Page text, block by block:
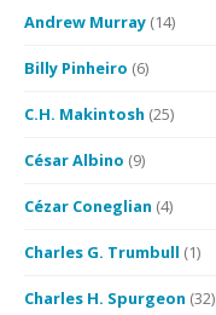
Andrew Murray (14)
Billy Pinheiro (6)
C.H. Makintosh (25)
César Albino (9)
Cézar Coneglian (4)
Charles G. Trumbull (1)
Charles H. Spurgeon (32)